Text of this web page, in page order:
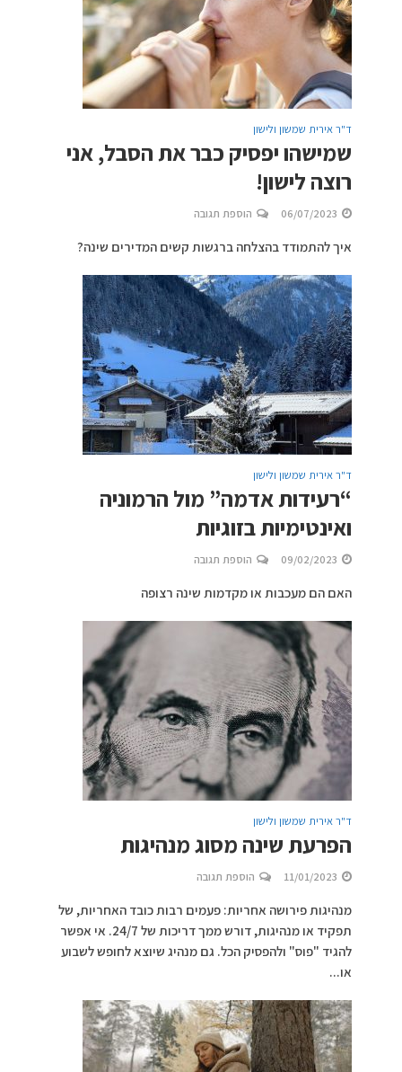
ד"ר אירית שמשון ולישון
שמישהו יפסיק כבר את הסבל, אני
רוצה לישון!
06/07/2023 הוספת תגובה
איך להתמודד בהצלחה ברגשות קשים המדירים שינה?
ד"ר אירית שמשון ולישון
“רעידות אדמה” מול הרמוניה
ואינטימיות בזוגיות
09/02/2023 הוספת תגובה
האם הם מעכבות או מקדמות שינה רצופה
ד"ר אירית שמשון ולישון
הפרעת שינה מסוג מנהיגות
11/01/2023 הוספת תגובה
מנהיגות פירושה אחריות: פעמים רבות כובד האחריות, של
תפקיד או מנהיגות, דורש ממך דריכות של 24/7. אי אפשר
להגיד "פוס" ולהפסיק הכל. גם מנהיג שיוצא לחופש לשבוע
או...